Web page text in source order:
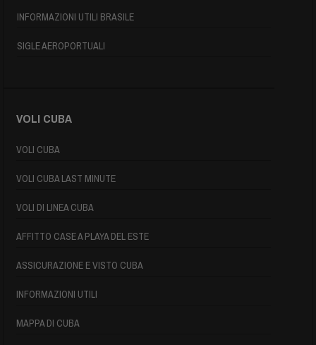
INFORMAZIONI UTILI BRASILE
SIGLE AEROPORTUALI
VOLI CUBA
VOLI CUBA
VOLI CUBA LAST MINUTE
VOLI DI LINEA CUBA
AFFITTO CASE A PLAYA DEL ESTE
ASSICURAZIONE E VISTO CUBA
INFORMAZIONI UTILI
MAPPA DI CUBA